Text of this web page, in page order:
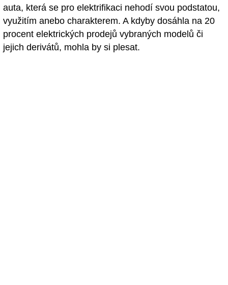
auta, která se pro elektrifikaci nehodí svou podstatou,
využitím anebo charakterem. A kdyby dosáhla na 20
procent elektrických prodejů vybraných modelů či
jejich derivátů, mohla by si plesat.